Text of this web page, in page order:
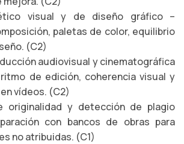
visual y de diseño gráfico –
paletas de color, equilibrio
(C2)
audiovisual y cinematográfica
de edición, coherencia visual y
vídeos. (C2)
originalidad y detección de plagio
con bancos de obras para
no atribuidas. (C1)